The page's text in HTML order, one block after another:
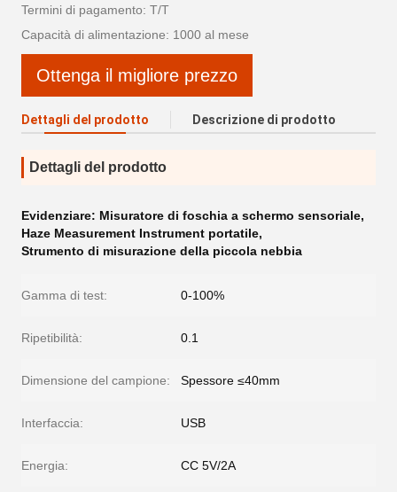
Termini di pagamento: T/T
Capacità di alimentazione: 1000 al mese
Ottenga il migliore prezzo
Dettagli del prodotto Descrizione di prodotto
Dettagli del prodotto
Evidenziare: Misuratore di foschia a schermo sensoriale,
Haze Measurement Instrument portatile,
Strumento di misurazione della piccola nebbia
Gamma di test: 0-100%
Ripetibilità: 0.1
Dimensione del campione: Spessore ≤40mm
Interfaccia: USB
Energia: CC 5V/2A